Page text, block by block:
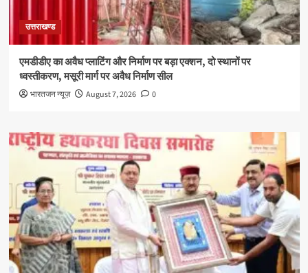
उत्तराखण्ड
एमडीडीए का अवैध प्लाटिंग और निर्माण पर बड़ा एक्शन, दो स्थानों पर
ध्वस्तीकरण, मसूरी मार्ग पर अवैध निर्माण सील
भारतजन न्यूज़ August 7, 2026 0